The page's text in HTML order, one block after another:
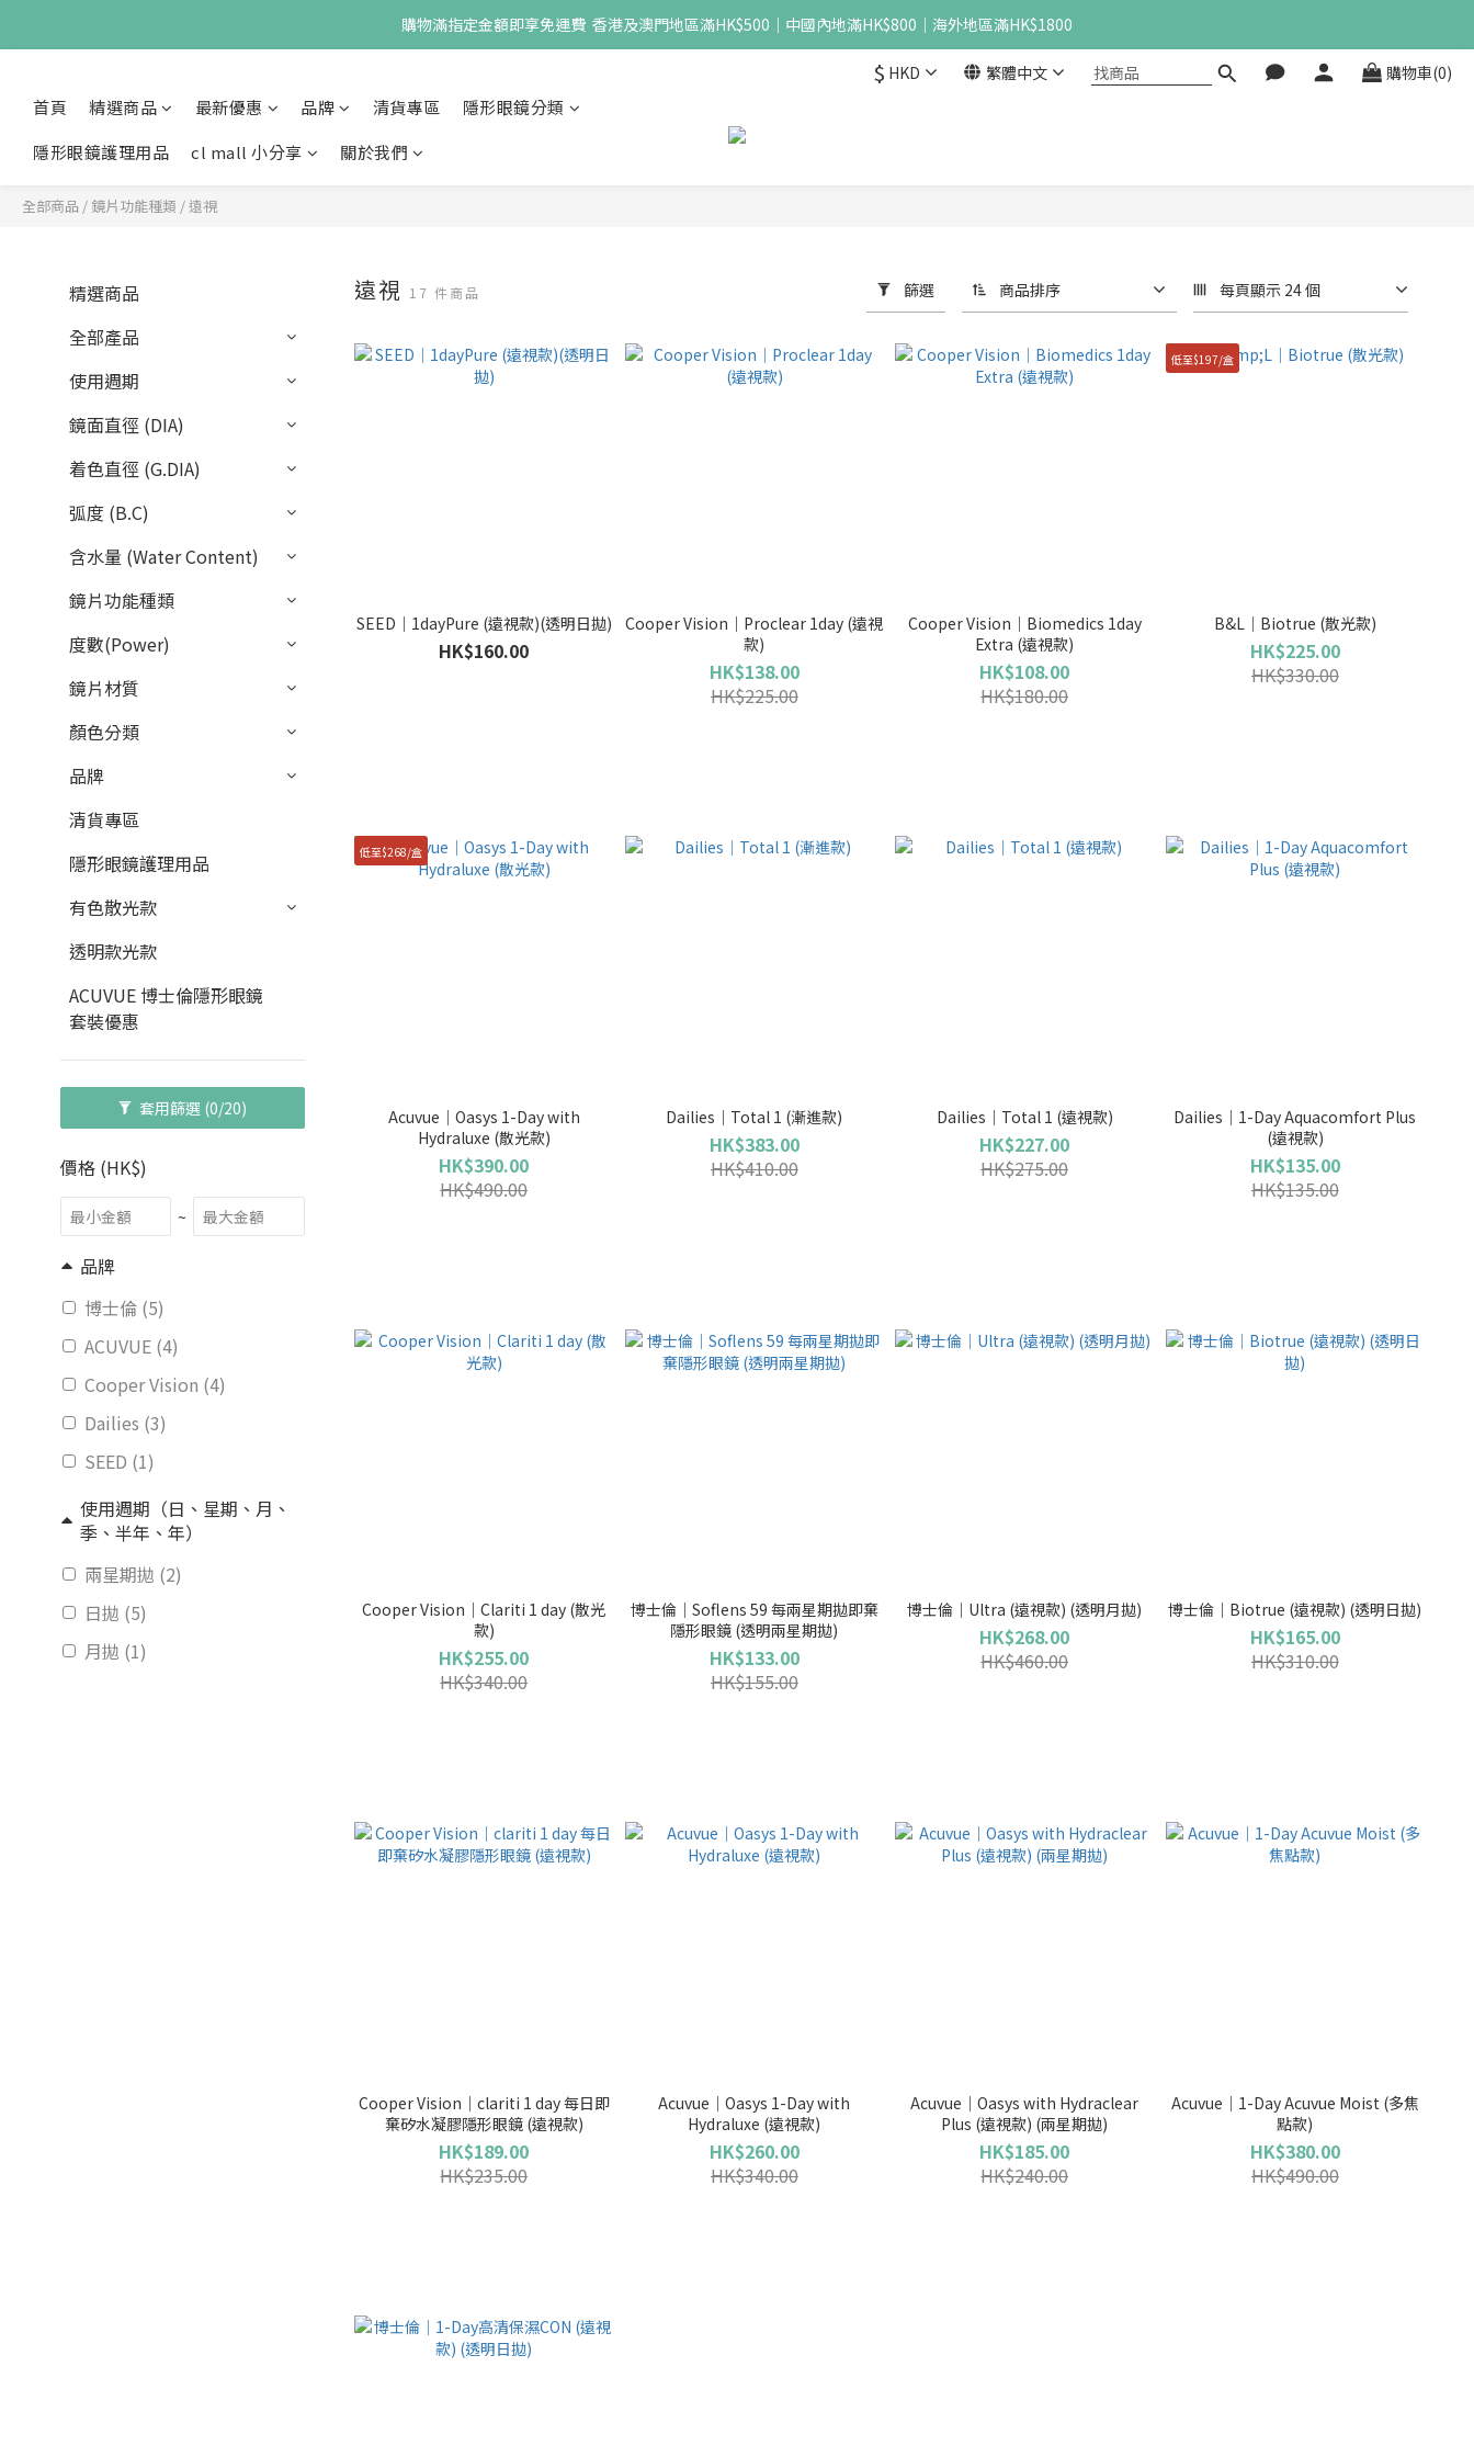
購物滿指定金額即享免運費  香港及澳門地區滿HK$500｜中國內地滿HK$800｜海外地區滿HK$1800
$ HKD 繁體中文 購物車(0)
首頁 精選商品 最新優惠 品牌 清貨專區
隱形眼鏡分類
隱形眼鏡護理用品
cl mall 小分享 關於我們
全部商品 / 鏡片功能種類 /遠視
精選商品
全部產品
使用週期
鏡面直徑 (DIA)
着色直徑 (G.DIA)
弧度 (B.C)
含水量 (Water Content)
鏡片功能種類
度數(Power)
鏡片材質
顏色分類
品牌
清貨專區
隱形眼鏡護理用品
有色散光款
透明款光款
ACUVUE 博士倫隱形眼鏡
套裝優惠
套用篩選 (0/20)
價格 (HK$)
~
品牌
博士倫 (5)
ACUVUE (4)
Cooper Vision (4)
Dailies (3)
SEED (1)
使用週期（日、星期、月、
季、半年、年）
兩星期拋 (2)
日拋 (5)
月拋 (1)
遠視 17 件商品 篩選 商品排序 每頁顯示 24 個
SEED｜1dayPure (遠視款)(透明日拋)
HK$160.00
Cooper Vision｜Proclear 1day (遠視
款)
HK$138.00
HK$225.00
Cooper Vision｜Biomedics 1day
Extra (遠視款)
HK$108.00
HK$180.00
低至$197/盒
B&L｜Biotrue (散光款)
HK$225.00
HK$330.00
低至$268/盒
Acuvue｜Oasys 1-Day with
Hydraluxe (散光款)
HK$390.00
HK$490.00
Dailies｜Total 1 (漸進款)
HK$383.00
HK$410.00
Dailies｜Total 1 (遠視款)
HK$227.00
HK$275.00
Dailies｜1-Day Aquacomfort Plus
(遠視款)
HK$135.00
HK$135.00
Cooper Vision｜Clariti 1 day (散光
款)
HK$255.00
HK$340.00
博士倫｜Soflens 59 每兩星期拋即棄
隱形眼鏡 (透明兩星期拋)
HK$133.00
HK$155.00
博士倫｜Ultra (遠視款) (透明月拋)
HK$268.00
HK$460.00
博士倫｜Biotrue (遠視款) (透明日拋)
HK$165.00
HK$310.00
Cooper Vision｜clariti 1 day 每日即
棄矽水凝膠隱形眼鏡 (遠視款)
HK$189.00
HK$235.00
Acuvue｜Oasys 1-Day with
Hydraluxe (遠視款)
HK$260.00
HK$340.00
Acuvue｜Oasys with Hydraclear
Plus (遠視款) (兩星期拋)
HK$185.00
HK$240.00
Acuvue｜1-Day Acuvue Moist (多焦
點款)
HK$380.00
HK$490.00